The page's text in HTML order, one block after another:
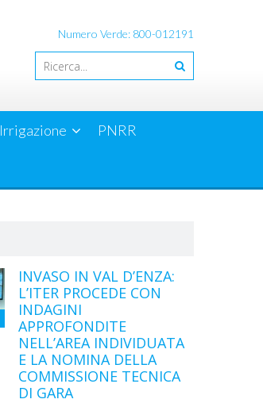
Numero Verde: 800-012191
Irrigazione PNRR
INVASO IN VAL D’ENZA:
L’ITER PROCEDE CON
INDAGINI
APPROFONDITE
NELL’AREA INDIVIDUATA
E LA NOMINA DELLA
COMMISSIONE TECNICA
DI GARA